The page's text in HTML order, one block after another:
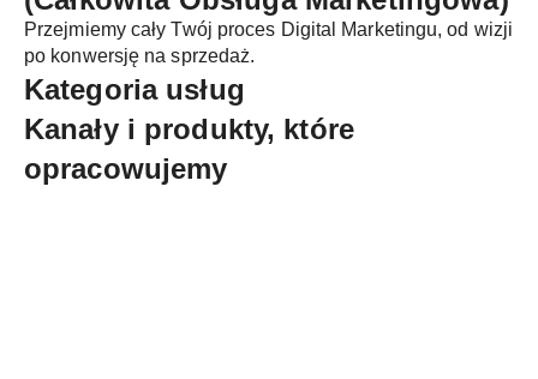
Przejmiemy cały Twój proces Digital Marketingu, od wizji
po konwersję na sprzedaż.
Kategoria usług
Kanały i produkty, które
opracowujemy